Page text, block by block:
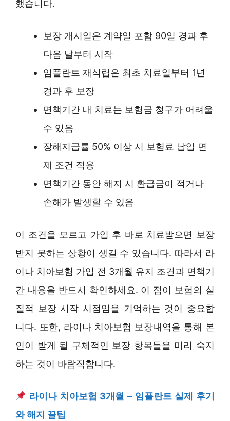
했습니다.
보장 개시일은 계약일 포함 90일 경과 후
다음 날부터 시작
임플란트 재식립은 최초 치료일부터 1년
경과 후 보장
면책기간 내 치료는 보험금 청구가 어려울
수 있음
장해지급률 50% 이상 시 보험료 납입 면
제 조건 적용
면책기간 동안 해지 시 환급금이 적거나
손해가 발생할 수 있음
이 조건을 모르고 가입 후 바로 치료받으면 보장
받지 못하는 상황이 생길 수 있습니다. 따라서 라
이나 치아보험 가입 전 3개월 유지 조건과 면책기
간 내용을 반드시 확인하세요. 이 점이 보험의 실
질적 보장 시작 시점임을 기억하는 것이 중요합
니다. 또한, 라이나 치아보험 보장내역을 통해 본
인이 받게 될 구체적인 보장 항목들을 미리 숙지
하는 것이 바람직합니다.
라이나 치아보험 3개월 – 임플란트 실제 후기
와 해지 꿀팁